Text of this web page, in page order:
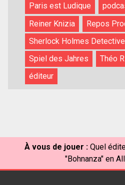
Paris est Ludique
Reiner Knizia
Repos
Sherlock Holmes
Spiel des Jahres
Théo
éditeur
À vous de jouer : Quel
"Bohnanza" en